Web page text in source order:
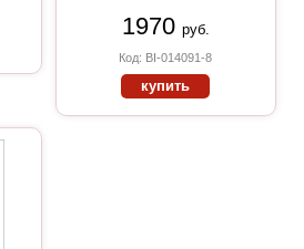
1970 руб.
Код: BI-014091-8
купить